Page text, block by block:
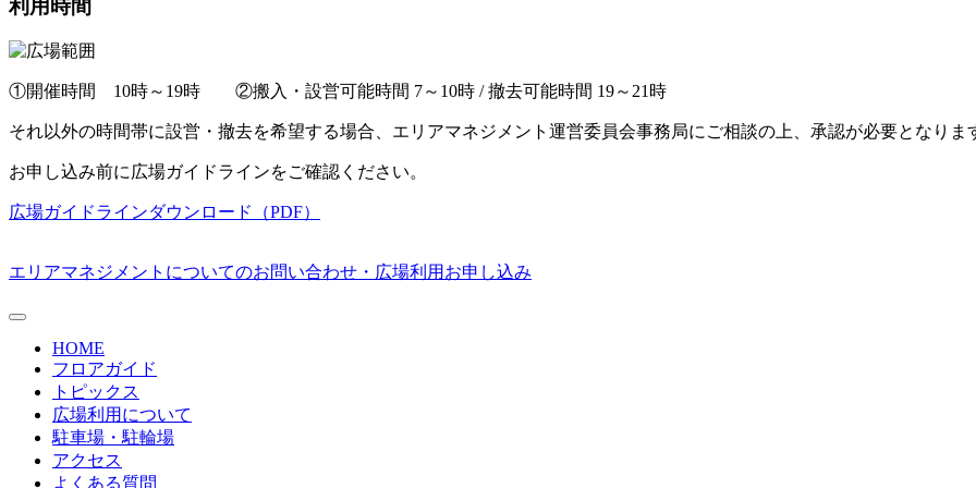
利用時間
①開催時間 10時～19時 ②搬入・設営可能時間 7～10時 / 撤去可能時間 19～21時
それ以外の時間帯に設営・撤去を希望する場合、エリアマネジメント運営委員会事務局にご相談の上、承認が必要となりま
お申し込み前に広場ガイドラインをご確認ください。
広場ガイドラインダウンロード（PDF）
エリアマネジメントについてのお問い合わせ・広場利用お申し込み
HOME
フロアガイド
トピックス
広場利用について
駐車場・駐輪場
アクセス
よくある質問